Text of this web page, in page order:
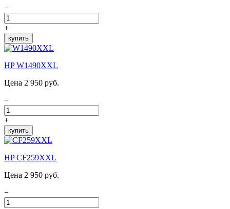
−
+
купить
HP W1490XXL
Цена 2 950 руб.
−
+
купить
HP CF259XXL
Цена 2 950 руб.
−